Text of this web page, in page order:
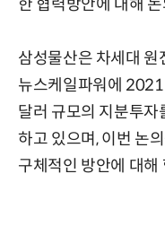
한 협력방안에 대해
삼성물산은 차세대 원
뉴스케일파워에
달러 규모의 지분투자
하고 있으며, 이번 논
구체적인 방안에 대해